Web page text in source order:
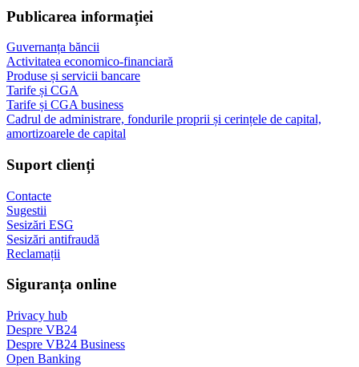
Publicarea informației
Guvernanța băncii
Activitatea economico-financiară
Produse și servicii bancare
Tarife și CGA
Tarife și CGA business
Cadrul de administrare, fondurile proprii și cerințele de capital,
amortizoarele de capital
Suport clienți
Contacte
Sugestii
Sesizări ESG
Sesizări antifraudă
Reclamații
Siguranța online
Privacy hub
Despre VB24
Despre VB24 Business
Open Banking